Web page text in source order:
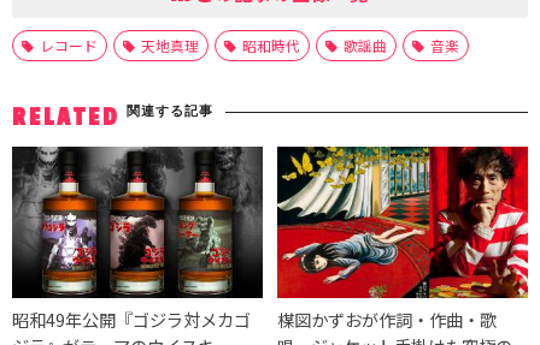
レコード 天地真理 昭和時代 歌謡曲 音楽
RELATED 関連する記事
昭和49年公開『ゴジラ対メカゴ
楳図かずおが作詞・作曲・歌